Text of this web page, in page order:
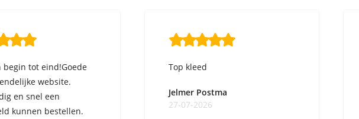
begin tot eind!Goede
website.
en snel een
kunnen bestellen.
Top kleed
Jelmer Postma
27-07-2026